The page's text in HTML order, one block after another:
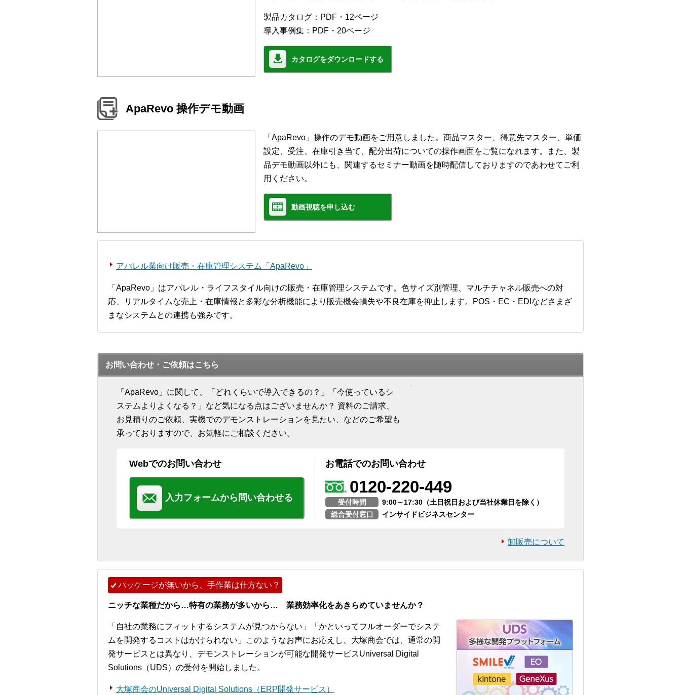
製品カタログ：PDF・12ページ
導入事例集：PDF・20ページ
カタログをダウンロードする
ApaRevo 操作デモ動画
「ApaRevo」操作のデモ動画をご用意しました。商品マスター、得意先マスター、単価
設定、受注、在庫引き当て、配分出荷についての操作画面をご覧になれます。また、製
品デモ動画以外にも、関連するセミナー動画を随時配信しておりますのであわせてご利
用ください。
動画視聴を申し込む
アパレル業向け販売・在庫管理システム「ApaRevo」
「ApaRevo」はアパレル・ライフスタイル向けの販売・在庫管理システムです。色サイズ別管理、マルチチャネル販売への対
応、リアルタイムな売上・在庫情報と多彩な分析機能により販売機会損失や不良在庫を抑止します。POS・EC・EDIなどさまざ
まなシステムとの連携も強みです。
お問い合わせ・ご依頼はこちら
「ApaRevo」に関して、「どれくらいで導入できるの？」「今使っているシ
ステムよりよくなる？」など気になる点はございませんか？ 資料のご請求、
お見積りのご依頼、実機でのデモンストレーションを見たい、などのご希望も
承っておりますので、お気軽にご相談ください。
Webでのお問い合わせ
入力フォームから問い合わせる
お電話でのお問い合わせ
0120-220-449
受付時間
9:00～17:30（土日祝日および当社休業日を除く）
総合受付窓口
インサイドビジネスセンター
卸販売について
パッケージが無いから、手作業は仕方ない？
ニッチな業種だから…特有の業務が多いから… 業務効率化をあきらめていませんか？
「自社の業務にフィットするシステムが見つからない」「かといってフルオーダーでシステ
ムを開発するコストはかけられない」このようなお声にお応えし、大塚商会では、通常の開
発サービスとは異なり、デモンストレーションが可能な開発サービスUniversal Digital
Solutions（UDS）の受付を開始しました。
大塚商会のUniversal Digital Solutions（ERP開発サービス）